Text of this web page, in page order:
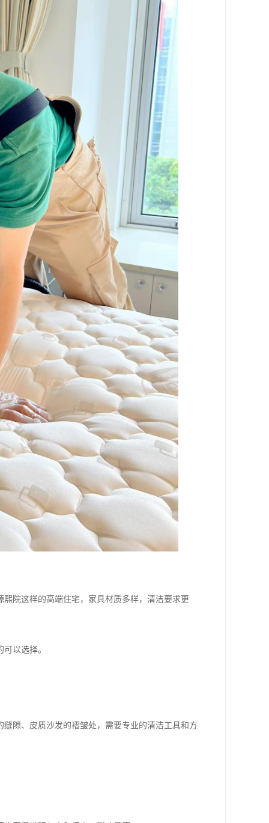
院这样的高端住宅，家具材质多样，清洁要求更
以选择。
隙、皮质沙发的褶皱处，需要专业的清洁工具和方